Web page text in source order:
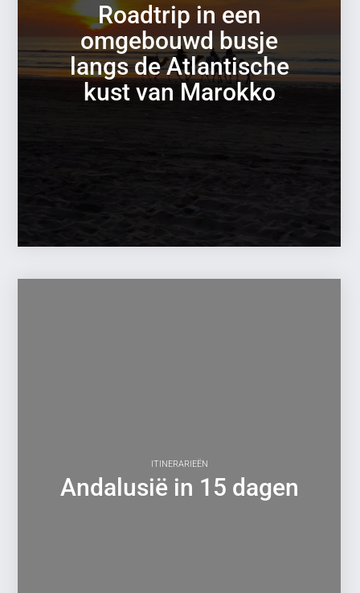
Roadtrip in een
omgebouwd busje
langs de Atlantische
kust van Marokko
ITINERARIEËN
Andalusië in 15 dagen